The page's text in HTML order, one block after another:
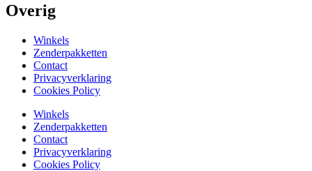
Overig
Winkels
Zenderpakketten
Contact
Privacyverklaring
Cookies Policy
Winkels
Zenderpakketten
Contact
Privacyverklaring
Cookies Policy